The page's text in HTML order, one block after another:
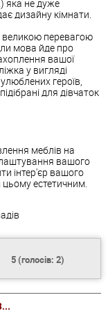
яка не дуже
дизайну кімнати.
перевагою
мова йде про
вашої
у вигляді
героїв,
для дівчаток
меблів на
вашого
інтер'єр вашого
естетичним.
5(голосів: 2)